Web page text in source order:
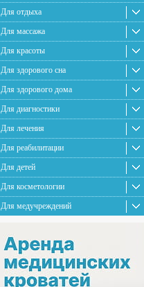
Для отдыха
Для массажа
Для красоты
Для здорового сна
Для здорового дома
Для диагностики
Для лечения
Для реабилитации
Для детей
Для косметологии
Для медучреждений